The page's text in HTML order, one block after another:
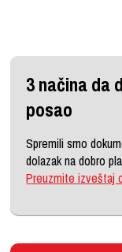
3 načina da
posao
Spremili smo
dolazak na dobro
Preuzmite izveštaj